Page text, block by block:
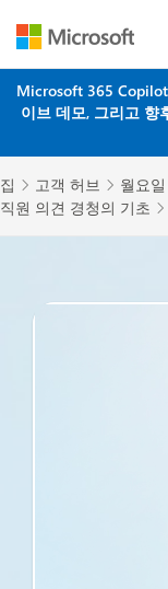
Microsoft 365
이브 데모, 그리고 향
집  고객 허브 
월요
직원 의견 경청의 기초
